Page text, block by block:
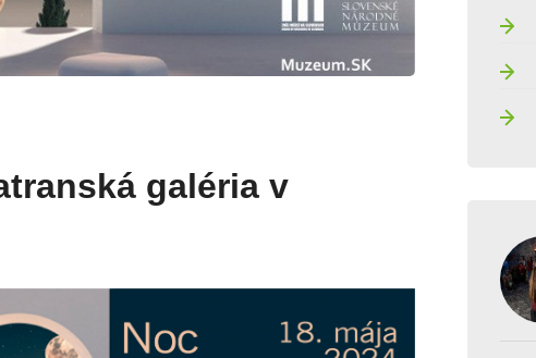
galéria v